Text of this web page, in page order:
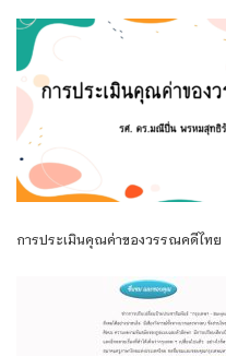
การประเมินคุณค่าของวรรณคดีไทย